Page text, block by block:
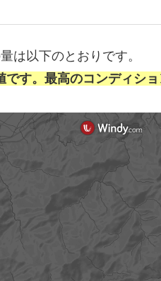
は以下のとおりです。
す。最高のコンディシ